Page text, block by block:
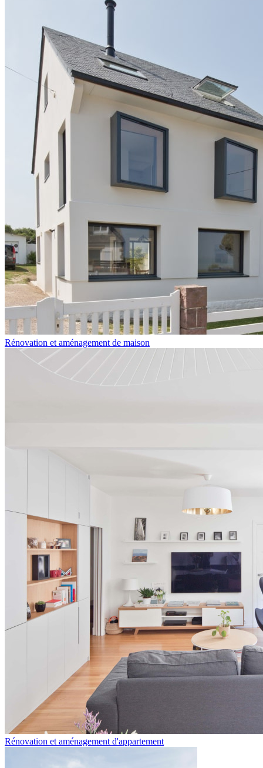
Rénovation et aménagement de maison
Rénovation et aménagement d'appartement